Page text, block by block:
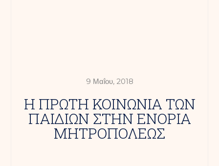
9 Μαΐου, 2018
Η ΠΡΩΤΗ ΚΟΙΝΩΝΙΑ ΤΩΝ
ΠΑΙΔΙΩΝ ΣΤΗΝ ΕΝΟΡΙΑ
ΜΗΤΡΟΠΟΛΕΩΣ